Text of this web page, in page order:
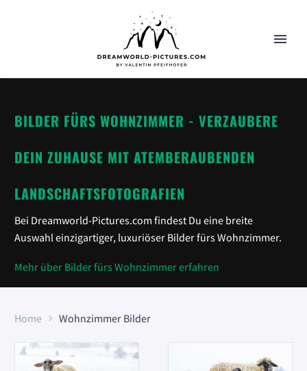
BILDER FÜRS WOHNZIMMER - VERZAUBERE
DEIN ZUHAUSE MIT ATEMBERAUBENDEN
LANDSCHAFTSFOTOGRAFIEN
Bei Dreamworld-Pictures.com findest Du eine breite
Auswahl einzigartiger, luxuriöser Bilder fürs Wohnzimmer.
Mehr über Bilder fürs Wohnzimmer erfahren
Home Wohnzimmer Bilder